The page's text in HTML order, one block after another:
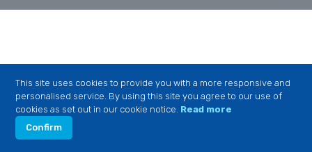
This site uses cookies to provide you with a more responsive and
personalised service. By using this site you agree to our use of
cookies as set out in our cookie notice. Read more
Confirm